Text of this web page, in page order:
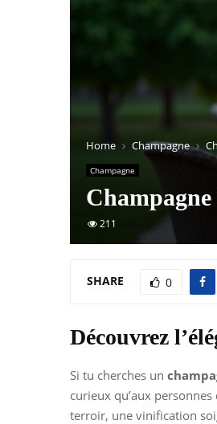
Home Champagne
Champagne
211
SHARE 0
Découvrez
Si tu cherches un
curieux qu’aux
terroir, une vinification